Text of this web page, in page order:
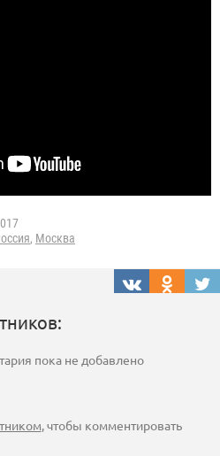
, Москва
пока не добавлено
, чтобы комментировать